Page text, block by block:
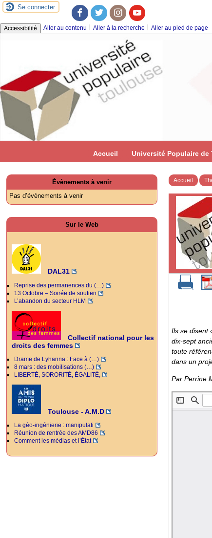
Se connecter
FacebookTwitter InstagramYoutube
Accessibilité Aller au contenu | Aller à la recherche | Aller au pied de page
Accueil Université Populaire de
Accueil
Ils se disent
dix-sept
toute
dans un
Par Perrine
Évènements à venir
Pas d’évènements à venir
Sur le Web
DAL31
Reprise des permanences du (…)
13 Octobre – Soirée de soutien
L’abandon du secteur HLM
Collectif national pour les
droits des femmes
Drame de Lyhanna : Face à (…)
8 mars : des mobilisations (…)
LIBERTÉ, SORORITÉ, ÉGALITÉ,
Toulouse - A.M.D
La géo-ingénierie : manipulati
Réunion de rentrée des AMD86
Comment les médias et l’État